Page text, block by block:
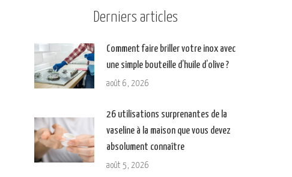
Derniers articles
Comment faire briller votre inox avec
une simple bouteille d’huile d’olive ?
août 6, 2026
26 utilisations surprenantes de la
vaseline à la maison que vous devez
absolument connaître
août 5, 2026